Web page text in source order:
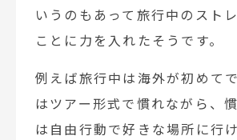
いうのもあって旅行中のスト
ことに力を入れたそうです。
例えば旅行中は海外が初めて
はツアー形式で慣れながら、
は自由行動で好きな場所に行